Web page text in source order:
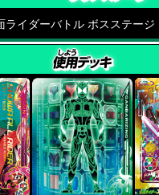
ライダーバトル ボスステー